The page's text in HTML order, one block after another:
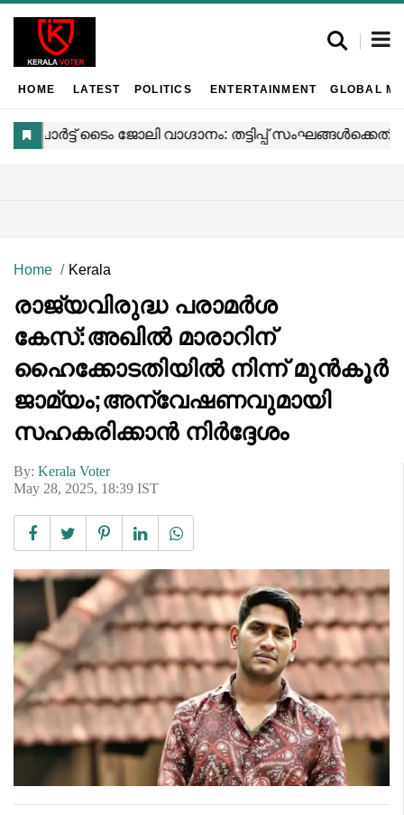
HOME LATEST POLITICS ENTERTAINMENT GLOBAL
Home Kerala
രാജ്യവിരുദ്ധ പരാമർശ
കേസ്:അഖിൽ മാരാറിന്
ഹൈക്കോടതിയിൽ നിന്ന് മുൻകൂർ
ജാമ്യം;അന്വേഷണവുമായി
സഹകരിക്കാൻ നിർദ്ദേശം
By: Kerala Voter
May 28, 2025, 18:39 IST